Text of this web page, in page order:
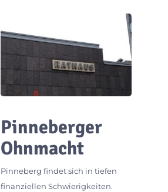
Pinneberger
Ohnmacht
Pinneberg findet sich in tiefen
finanziellen Schwierigkeiten.